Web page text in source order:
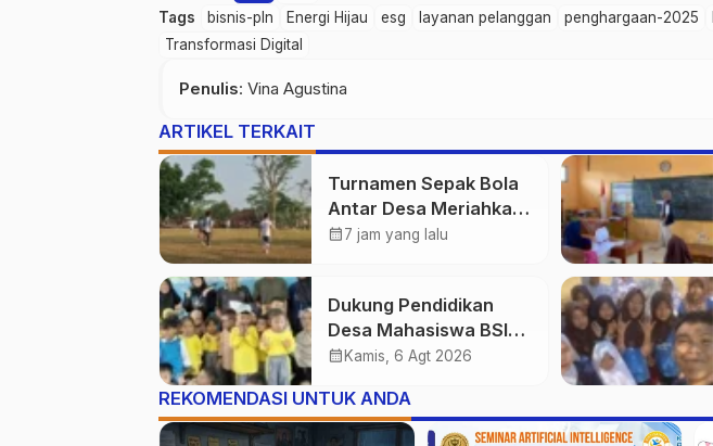
Tags bisnis-pln Energi Hijau esg layanan pelanggan penghargaan-2025
Transformasi Digital
Penulis: Vina Agustina
ARTIKEL TERKAIT
Turnamen Sepak Bola
Antar Desa Meriahkan
Kebersamaan Warga
calendar_month7 jam yang lalu
Dukung Pendidikan
Desa Mahasiswa BSI
Explore Hadiri
Istiqomah Desa
Gunung Batu
calendar_month Kamis, 6 Agt 2026
REKOMENDASI UNTUK ANDA